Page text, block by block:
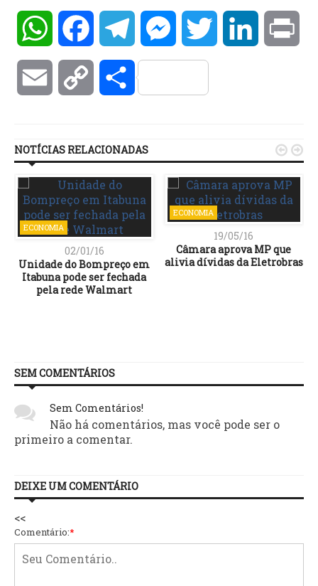
WhatsAppFacebookTelegramMessengerTwitter LinkedIn
Email Copy Compartilhar
NOTÍCIAS RELACIONADAS
ECONOMIA
02/01/16
Unidade do Bompreço em
Itabuna pode ser fechada
pela rede Walmart
ECONOMIA
19/05/16
Câmara aprova MP que
alivia dívidas da Eletrobras
 
SEM COMENTÁRIOS
Sem Comentários!
Não há comentários, mas você pode ser o
primeiro a comentar.
DEIXE UM COMENTÁRIO
<<
Comentário:*